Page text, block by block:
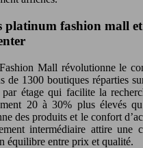
platinum fashion mall
Mall révolutionne le
de 1300 boutiques réparties
par étage qui facilite la
20 à 30% plus élevés
des produits et le confort
intermédiaire attire une
équilibre entre prix et qualité.